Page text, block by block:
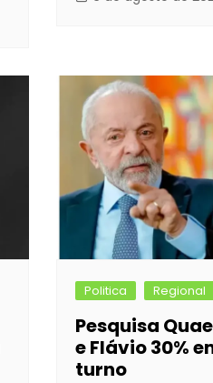
Politica Regional
Pesquisa
e Flávio 30%
turno